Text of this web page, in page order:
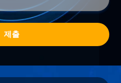
제출